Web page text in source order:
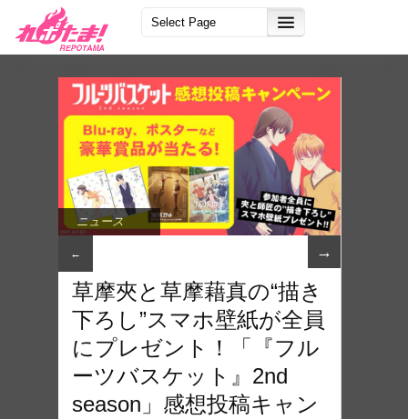
ニュース
← →
草摩夾と草摩藉真の“描き
下ろし”スマホ壁紙が全員
にプレゼント！「『フル
ーツバスケット』2nd
season」感想投稿キャン